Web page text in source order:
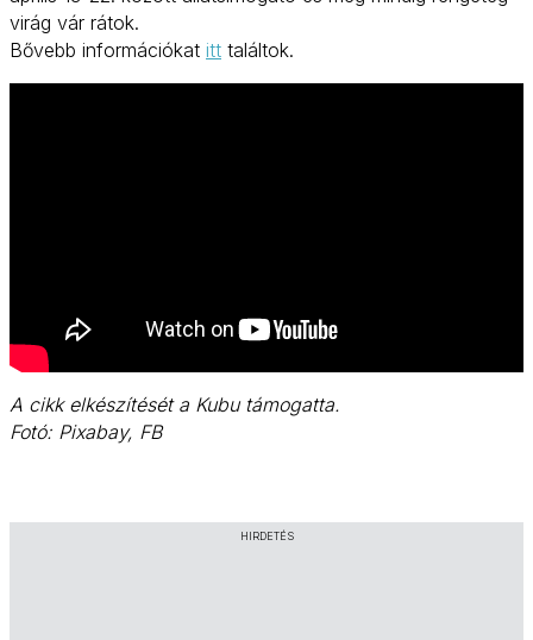
virág vár rátok.
Bővebb információkat itt találtok.
A cikk elkészítését a Kubu támogatta.
Fotó: Pixabay, FB
HIRDETÉS